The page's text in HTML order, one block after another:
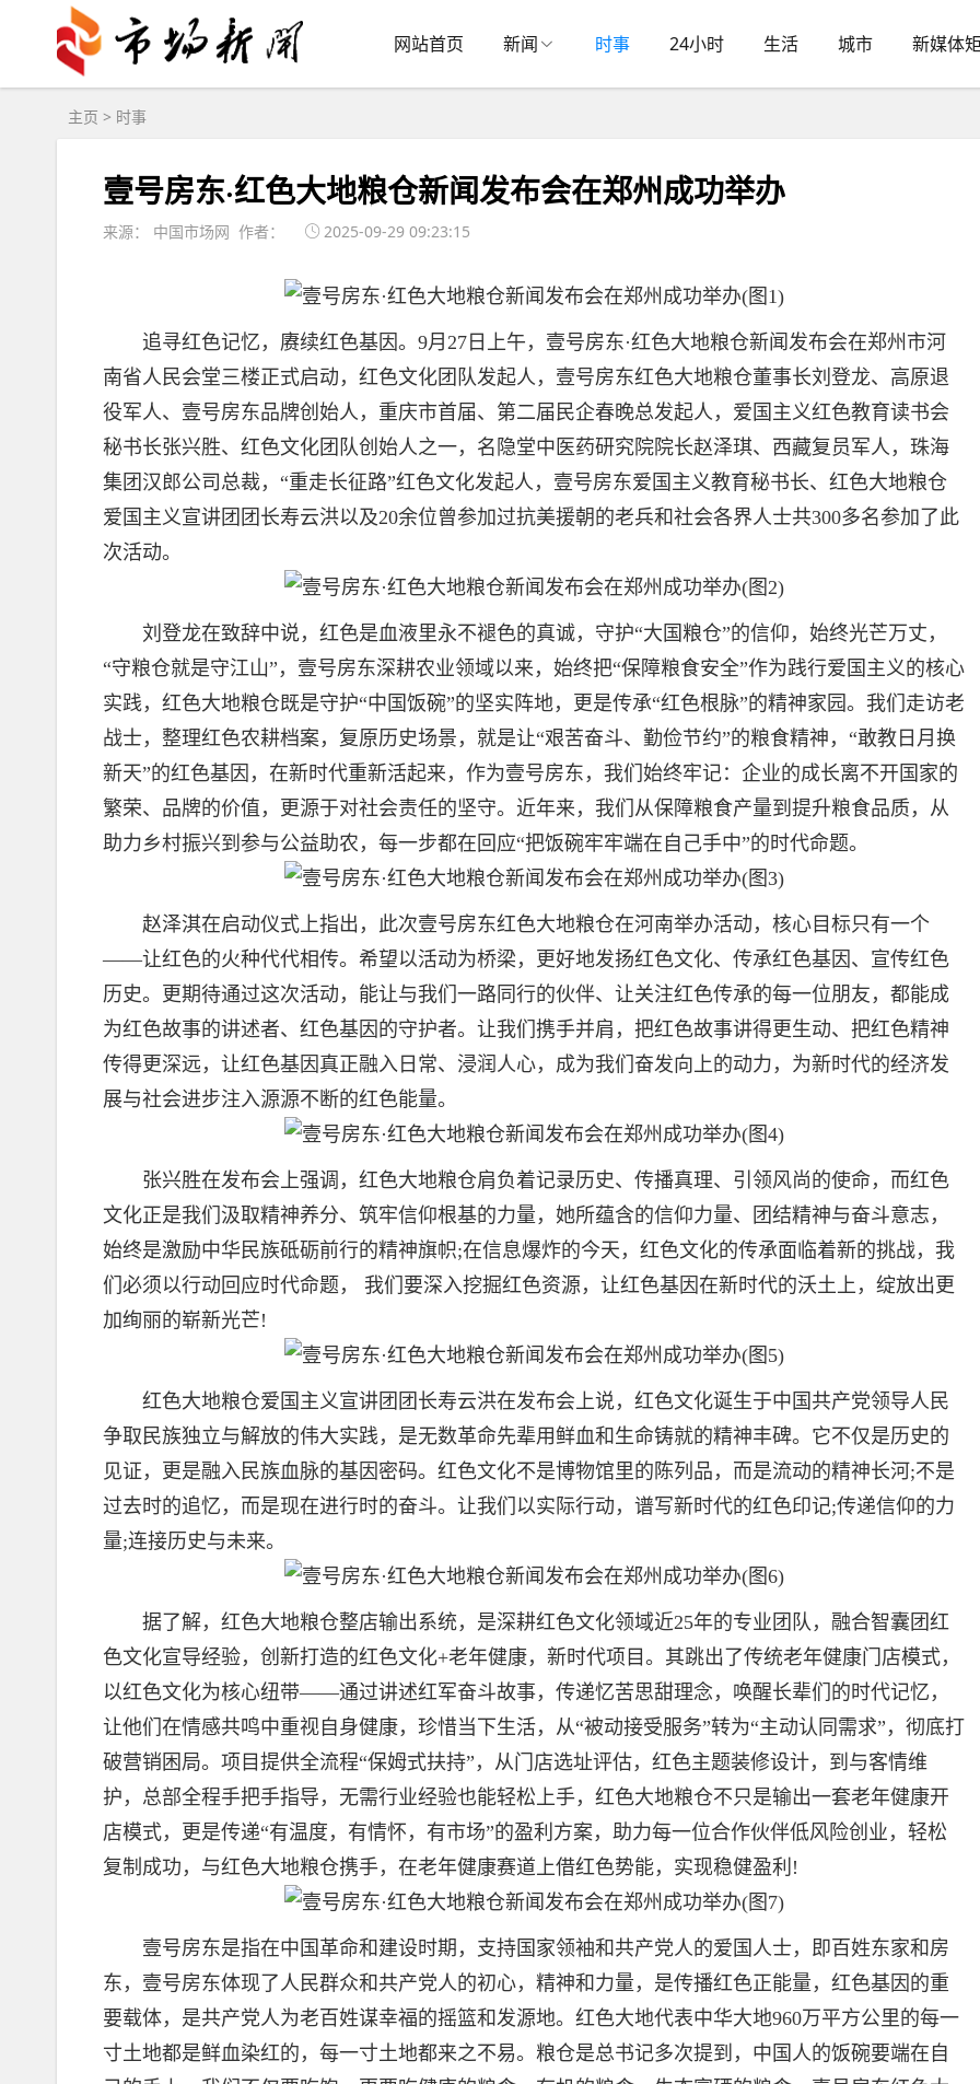
网站首页 新闻 时事 24小时 生活 城市 新媒体
主页 > 时事
壹号房东·红色大地粮仓新闻发布会在郑州成功举办
来源： 中国市场网 作者： 2025-09-29 09:23:15
追寻红色记忆，赓续红色基因。9月27日上午，壹号房东·红色大地粮仓新闻发布会在郑州市河
南省人民会堂三楼正式启动，红色文化团队发起人，壹号房东红色大地粮仓董事长刘登龙、高原退
役军人、壹号房东品牌创始人，重庆市首届、第二届民企春晚总发起人，爱国主义红色教育读书会
秘书长张兴胜、红色文化团队创始人之一，名隐堂中医药研究院院长赵泽琪、西藏复员军人，珠海
集团汉郎公司总裁，“重走长征路”红色文化发起人，壹号房东爱国主义教育秘书长、红色大地粮仓
爱国主义宣讲团团长寿云洪以及20余位曾参加过抗美援朝的老兵和社会各界人士共300多名参加了此
次活动。
刘登龙在致辞中说，红色是血液里永不褪色的真诚，守护“大国粮仓”的信仰，始终光芒万丈，
“守粮仓就是守江山”，壹号房东深耕农业领域以来，始终把“保障粮食安全”作为践行爱国主义的核心
实践，红色大地粮仓既是守护“中国饭碗”的坚实阵地，更是传承“红色根脉”的精神家园。我们走访老
战士，整理红色农耕档案，复原历史场景，就是让“艰苦奋斗、勤俭节约”的粮食精神，“敢教日月换
新天”的红色基因，在新时代重新活起来，作为壹号房东，我们始终牢记：企业的成长离不开国家的
繁荣、品牌的价值，更源于对社会责任的坚守。近年来，我们从保障粮食产量到提升粮食品质，从
助力乡村振兴到参与公益助农，每一步都在回应“把饭碗牢牢端在自己手中”的时代命题。
赵泽淇在启动仪式上指出，此次壹号房东红色大地粮仓在河南举办活动，核心目标只有一个
——让红色的火种代代相传。希望以活动为桥梁，更好地发扬红色文化、传承红色基因、宣传红色
历史。更期待通过这次活动，能让与我们一路同行的伙伴、让关注红色传承的每一位朋友，都能成
为红色故事的讲述者、红色基因的守护者。让我们携手并肩，把红色故事讲得更生动、把红色精神
传得更深远，让红色基因真正融入日常、浸润人心，成为我们奋发向上的动力，为新时代的经济发
展与社会进步注入源源不断的红色能量。
张兴胜在发布会上强调，红色大地粮仓肩负着记录历史、传播真理、引领风尚的使命，而红色
文化正是我们汲取精神养分、筑牢信仰根基的力量，她所蕴含的信仰力量、团结精神与奋斗意志，
始终是激励中华民族砥砺前行的精神旗帜;在信息爆炸的今天，红色文化的传承面临着新的挑战，我
们必须以行动回应时代命题， 我们要深入挖掘红色资源，让红色基因在新时代的沃土上，绽放出更
加绚丽的崭新光芒!
红色大地粮仓爱国主义宣讲团团长寿云洪在发布会上说，红色文化诞生于中国共产党领导人民
争取民族独立与解放的伟大实践，是无数革命先辈用鲜血和生命铸就的精神丰碑。它不仅是历史的
见证，更是融入民族血脉的基因密码。红色文化不是博物馆里的陈列品，而是流动的精神长河;不是
过去时的追忆，而是现在进行时的奋斗。让我们以实际行动，谱写新时代的红色印记;传递信仰的力
量;连接历史与未来。
据了解，红色大地粮仓整店输出系统，是深耕红色文化领域近25年的专业团队，融合智囊团红
色文化宣导经验，创新打造的红色文化+老年健康，新时代项目。其跳出了传统老年健康门店模式，
以红色文化为核心纽带——通过讲述红军奋斗故事，传递忆苦思甜理念，唤醒长辈们的时代记忆，
让他们在情感共鸣中重视自身健康，珍惜当下生活，从“被动接受服务”转为“主动认同需求”，彻底打
破营销困局。项目提供全流程“保姆式扶持”，从门店选址评估，红色主题装修设计，到与客情维
护，总部全程手把手指导，无需行业经验也能轻松上手，红色大地粮仓不只是输出一套老年健康开
店模式，更是传递“有温度，有情怀，有市场”的盈利方案，助力每一位合作伙伴低风险创业，轻松
复制成功，与红色大地粮仓携手，在老年健康赛道上借红色势能，实现稳健盈利!
壹号房东是指在中国革命和建设时期，支持国家领袖和共产党人的爱国人士，即百姓东家和房
东，壹号房东体现了人民群众和共产党人的初心，精神和力量，是传播红色正能量，红色基因的重
要载体，是共产党人为老百姓谋幸福的摇篮和发源地。红色大地代表中华大地960万平方公里的每一
寸土地都是鲜血染红的，每一寸土地都来之不易。粮仓是总书记多次提到，中国人的饭碗要端在自